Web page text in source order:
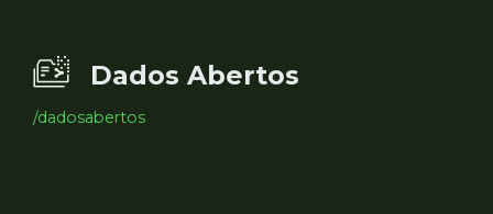
Dados Abertos
/dadosabertos